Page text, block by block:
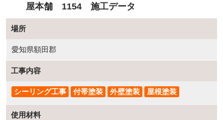
屋本舗 1154 施工データ
場所
愛知県額田郡
工事内容
シーリング工事 付帯塗装 外壁塗装 屋根塗装
使用材料